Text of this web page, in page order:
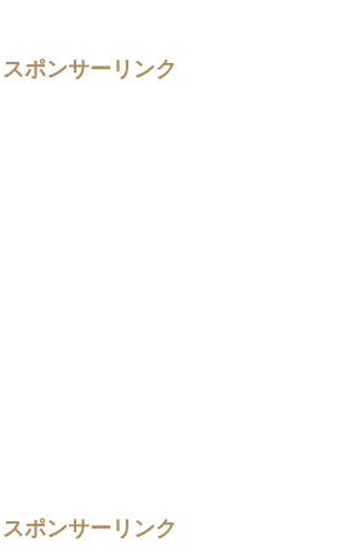
スポンサーリンク
スポンサーリンク